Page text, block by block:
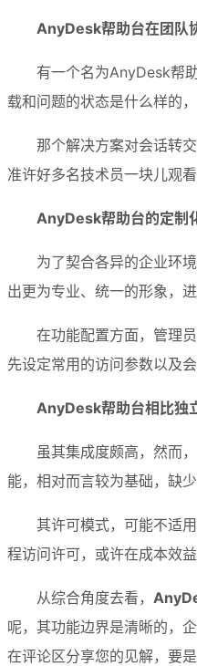
AnyDesk帮助台在团队
有一个名为AnyDesk帮
载和问题的状态是什么样的
那个解决方案对会话转
准许好多名技术员一块儿观
AnyDesk帮助台的定制
为了契合各异的企业环
出更为专业、统一的形象，
在功能配置方面，管理
先设定常用的访问参数以及
AnyDesk帮助台相比独
虽其集成度颇高，然而
能，相对而言较为基础，缺
其许可模式，可能不适
程访问许可，或许在成本效
从综合角度去看，
呢，其功能边界是清晰的，
在评论区分享您的见解，要